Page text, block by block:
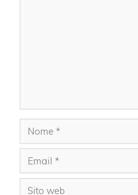
Nome
Email
Sito